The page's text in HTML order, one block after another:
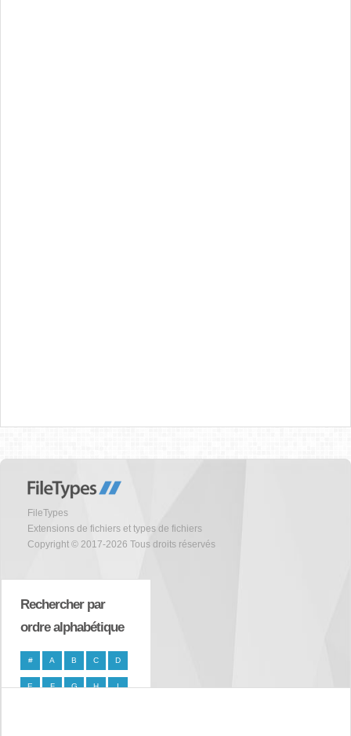
FileTypes
Extensions de fichiers et types de fichiers
Copyright © 2017-2026 Tous droits réservés
Rechercher par
ordre alphabétique
# A B C D
E F G H I